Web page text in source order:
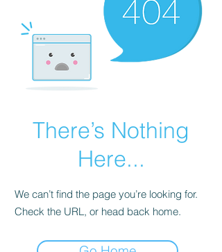
There’s Nothing
Here...
We can’t find the page you’re looking for.
Check the URL, or head back home.